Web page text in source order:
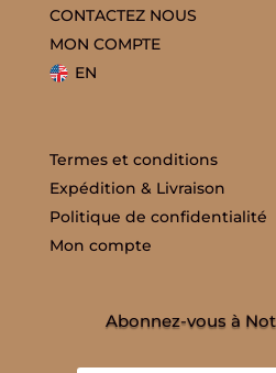
CONTACTEZ NOUS
MON COMPTE
EN
Termes et conditions
Expédition & Livraison
Politique de confidentialité
Mon compte
Abonnez-vous à